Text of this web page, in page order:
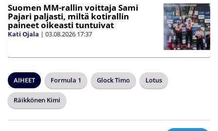
Suomen MM-rallin voittaja Sami
Pajari paljasti, miltä kotirallin
paineet oikeasti tuntuivat
Kati Ojala | 03.08.2026 17:37
AIHEET Formula 1 Glock Timo Lotus
Räikkönen Kimi